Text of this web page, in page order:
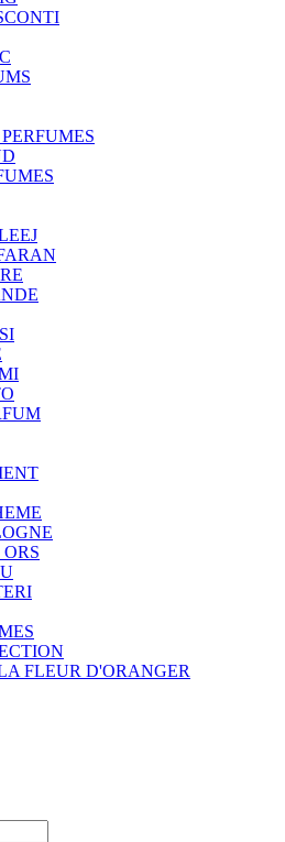
FLEUR D'ORANGER